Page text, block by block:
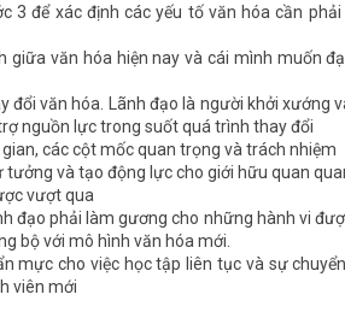
3 để xác định các yếu tố văn hóa cần phải
giữa văn hóa hiện nay và cái mình muốn
đổi văn hóa. Lãnh đạo là người khởi xướng
nguồn lực trong suốt quá trình thay đổi
các cột mốc quan trọng và trách nhiệm
và tạo động lực cho giới hữu quan
vượt qua
đạo phải làm gương cho những hành vi
bộ với mô hình văn hóa mới.
mực cho việc học tập liên tục và sự
viên mới